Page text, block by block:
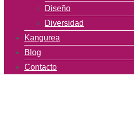
Diseño
Diversidad
Kangurea
Blog
Contacto